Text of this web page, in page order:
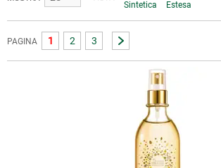
Sintetica Estesa
PAGINA 1 2 3